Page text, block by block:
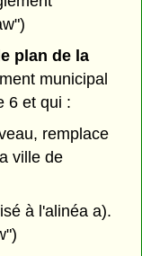
plan de la
municipal
6 et qui :
remplace
ville de
à l'alinéa a).